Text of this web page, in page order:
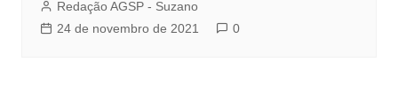
Redação AGSP - Suzano
24 de novembro de 2021
0